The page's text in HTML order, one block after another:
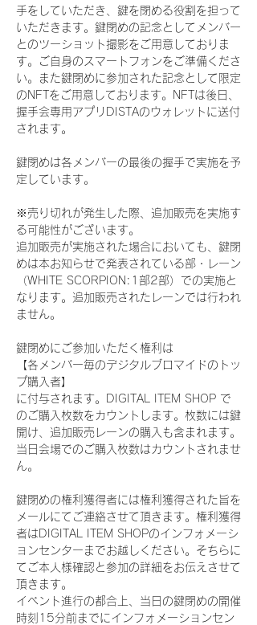
手をしていただき、鍵を閉める役割を担って
いただきます。鍵閉めの記念としてメンバー
とのツーショット撮影をご用意しておりま
す。ご自身のスマートフォンをご準備くださ
い。また鍵閉めに参加された記念として限定
のNFTをご用意しております。NFTは後日、
握手会専用アプリDISTAのウォレットに送付
されます。
鍵閉めは各メンバーの最後の握手で実施を予
定しています。
※売り切れが発生した際、追加販売を実施す
る可能性がございます。
追加販売が実施された場合においても、鍵閉
めは本お知らせで発表されている部・レーン
（WHITE SCORPION:1部2部）での実施と
なります。追加販売されたレーンでは行われ
ません。
鍵閉めにご参加いただく権利は
【各メンバー毎のデジタルブロマイドのトッ
プ購入者】
に付与されます。DIGITAL ITEM SHOP で
のご購入枚数をカウントします。枚数には鍵
開け、追加販売レーンの購入も含まれます。
当日会場でのご購入枚数はカウントされませ
ん。
鍵閉めの権利獲得者には権利獲得された旨を
メールにてご連絡させて頂きます。権利獲得
者はDIGITAL ITEM SHOPのインフォメーシ
ョンセンターまでお越しください。そちらに
てご本人様確認と参加の詳細をお伝えさせて
頂きます。
イベント進行の都合上、当日の鍵閉めの開催
時刻15分前までにインフォメーションセン